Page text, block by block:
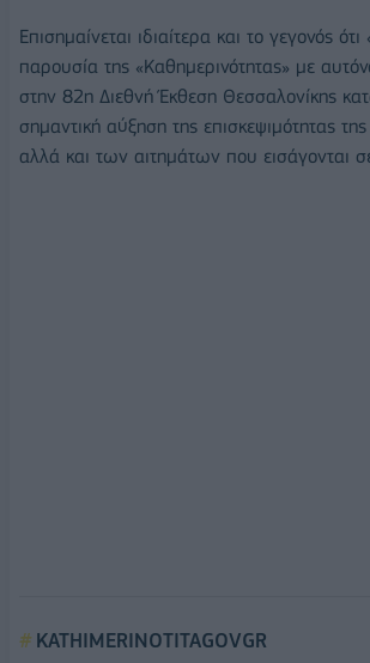
Επισημαίνεται ιδιαίτερα και το γεγονός ότι
παρουσία της «Καθημερινότητας» με
στην 82η Διεθνή Έκθεση Θεσσαλονίκης
σημαντική αύξηση της επισκεψιμότητας της
αλλά και των αιτημάτων που εισάγονται
KATHIMERINOTITAGOVGR